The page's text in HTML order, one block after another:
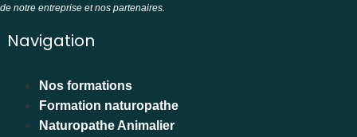
de notre entreprise et nos partenaires.
Navigation
Nos formations
Formation naturopathe
Naturopathe Animalier